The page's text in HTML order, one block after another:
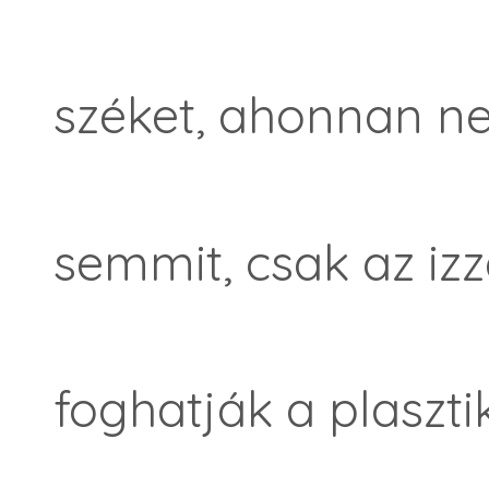
széket, ahonnan
semmit, csak az
foghatják a